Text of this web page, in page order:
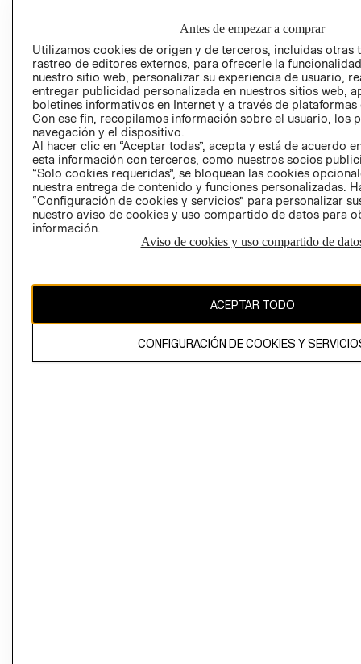
AVISO DE
PRIVACIDAD
GIFT CARD
El contenido de esta página web está protegido por copyright y es
Antes de empezar a comprar
Utilizamos cookies de origen y de terceros, incluidas otras
rastreo de editores externos, para ofrecerle la
nuestro sitio web, personalizar su experiencia de usuario,
entregar publicidad personalizada en nuestros sitios web,
boletines informativos en Internet y a través de plataformas
Con ese fin, recopilamos información sobre el usuario, los
navegación y el dispositivo.
Al hacer clic en “Aceptar todas”, acepta y está de acuerdo
esta información con terceros, como nuestros socios
“Solo cookies requeridas”, se bloquean las cookies
nuestra entrega de contenido y funciones personalizadas.
“Configuración de cookies y servicios” para personalizar
nuestro aviso de cookies y uso compartido de datos para
información.
Aviso de cookies y uso compartido de
ACEPTAR TODO
CONFIGURACIÓN DE COOKIES Y